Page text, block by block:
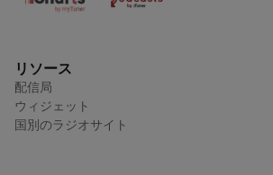
リソース
配信局
ウィジェット
国別のラジオサイト